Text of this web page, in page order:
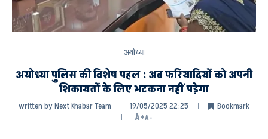
अयोध्या
अयोध्या पुलिस की विशेष पहल : अब फरियादियों को अपनी
शिकायतों के लिए भटकना नहीं पड़ेगा
written byNext Khabar Team 19/05/2025 22:25
Bookmark
A+A-